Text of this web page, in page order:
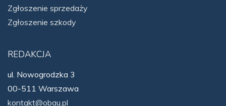
Zgłoszenie sprzedaży
Zgłoszenie szkody
REDAKCJA
ul. Nowogrodzka 3
00-511 Warszawa
kontakt@obau.pl